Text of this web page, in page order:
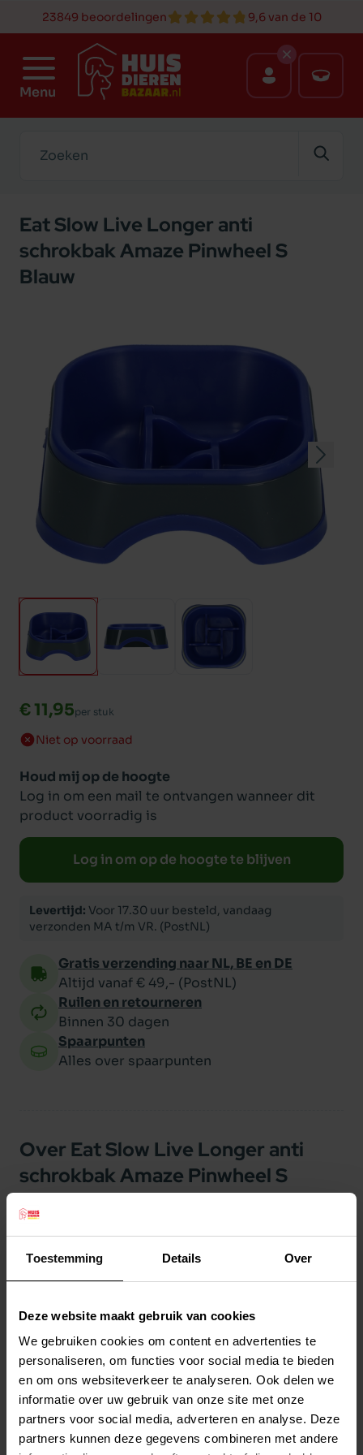
Toestemming Details Over
Deze website maakt gebruik van cookies
We gebruiken cookies om content en advertenties te
personaliseren, om functies voor social media te bieden
en om ons websiteverkeer te analyseren. Ook delen we
informatie over uw gebruik van onze site met onze
partners voor social media, adverteren en analyse. Deze
partners kunnen deze gegevens combineren met andere
23849 beoordelingen 9,6 van de 10
Menu
Eat Slow Live Longer anti
schrokbak Amaze Pinwheel S
Blauw
€ 11,95per stuk
Niet op voorraad
Houd mij op de hoogte
Log in om een mail te ontvangen wanneer dit
product voorradig is
Log in om op de hoogte te blijven
Levertijd: Voor 17.30 uur besteld, vandaag
verzonden MA t/m VR. (PostNL)
Gratis verzending naar NL, BE en DE
Altijd vanaf € 49,- (PostNL)
Ruilen en retourneren
Binnen 30 dagen
Spaarpunten
Alles over spaarpunten
Over Eat Slow Live Longer anti
schrokbak Amaze Pinwheel S
Blauw
Pinwheel S Blauw
resulteren in een maagtorsie en/of overgewicht.
Symptomen van maagtorsie zijn: Een verhoogde
speekselproductie, het uitzetten van de
buikholte en loos braken. Daarnaast krijgt een
hond veel lucht binnen wanneer hij schrokt, dit
leidt tot winderigheid.
Met de Eat Slow Live Longer
Amaze Pinwheel
Lees meer
Productspecificaties